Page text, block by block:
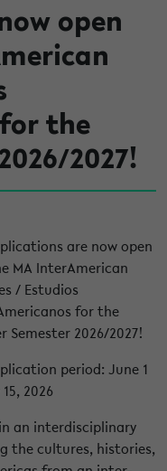
open
the
2027!
are now open
MA InterAmerican
/ Estudios
for the
Semester 2026/2027!
period: June 1
2026
an interdisciplinary
the cultures, histories,